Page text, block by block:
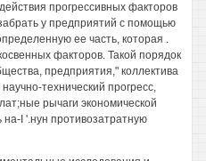
прогрессивных факторов
у предприятий с помощью
ее часть, которая .
факторов. Такой порядок
предприятия," коллектива
технический прогресс,
рычаги экономической
I '.нун противозатратную